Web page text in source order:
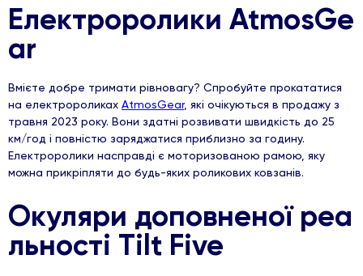
Електроролики AtmosGe
ar
Вмієте добре тримати рівновагу? Спробуйте прокататися
на електророликах AtmosGear, які очікуються в продажу з
травня 2023 року. Вони здатні розвивати швидкість до 25
км/год і повністю заряджатися приблизно за годину.
Електроролики насправді є моторизованою рамою, яку
можна прикріпляти до будь-яких роликових ковзанів.
Окуляри доповненої реа
льності Tilt Five